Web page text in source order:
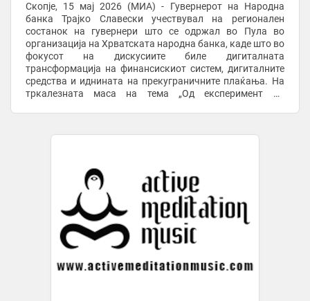
Скопје, 15 мај 2026 (МИА) - Гувернерот на Народна
банка Трајко Славески учествувал на регионален
состанок на гувернери што се одржал во Пула во
организација на Хрватската народна банка, каде што во
фокусот на дискусиите биле дигиталната
трансформација на финансискиот систем, дигиталните
средства и иднината на прекуграничните плаќања. На
тркалезната маса на тема „Од експеримент до